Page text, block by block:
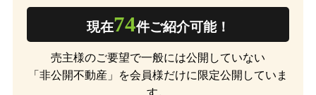
現在74件ご紹介可能！
売主様のご要望で一般には公開していない
「非公開不動産」を会員様だけに限定公開していま
す。